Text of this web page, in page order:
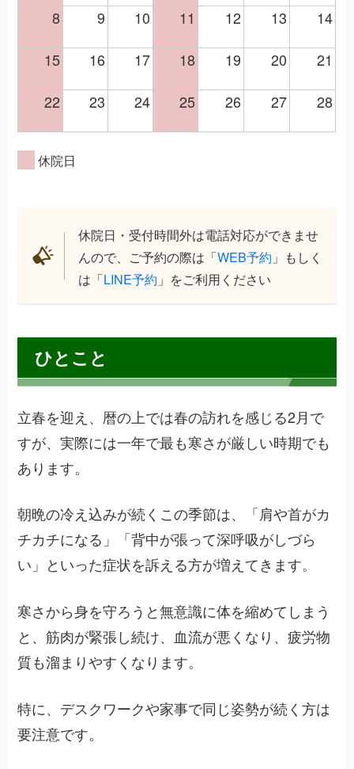
8 9 10 11 12 13 14
15 16 17 18 19 20 21
22 23 24 25 26 27 28
休院日
休院日・受付時間外は電話対応ができませ
んので、ご予約の際は「WEB予約 」もしく
は「LINE予約 」をご利用ください
ひとこと
立春を迎え、暦の上では春の訪れを感じる2月で
すが、実際には一年で最も寒さが厳しい時期でも
あります。
朝晩の冷え込みが続くこの季節は、「肩や首がカ
チカチになる」「背中が張って深呼吸がしづら
い」といった症状を訴える方が増えてきます。
寒さから身を守ろうと無意識に体を縮めてしまう
と、筋肉が緊張し続け、血流が悪くなり、疲労物
質も溜まりやすくなります。
特に、デスクワークや家事で同じ姿勢が続く方は
要注意です。